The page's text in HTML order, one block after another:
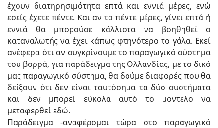
έχουν διατηρησιμότητα επτά και εννιά μέρες, ενώ
εσείς έχετε πέντε. Και αν το πέντε μέρες, γίνει επτά ή
εννιά θα μπορούσε κάλλιστα να βοηθηθεί ο
καταναλωτής να έχει κάπως φτηνότερο το γάλα. Εκεί
ανέφερα ότι αν συγκρίνουμε το παραγωγικό σύστημα
του βορρά, για παράδειγμα της Ολλανδίας, με το δικό
μας παραγωγικό σύστημα, θα δούμε διαφορές που θα
δείξουν ότι δεν είναι ταυτόσημα τα δύο συστήματα
και δεν μπορεί εύκολα αυτό το μοντέλο να
μεταφερθεί εδώ.
Παράδειγμα -αναφέρομαι τώρα στο παραγωγικό